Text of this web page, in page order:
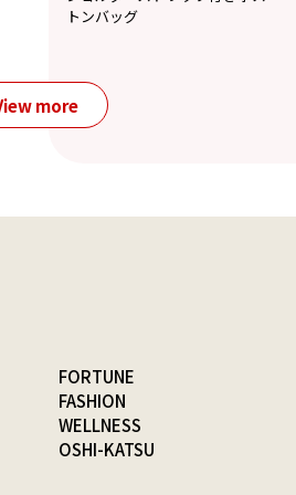
トンバッグ
more
FORTUNE
FASHION
WELLNESS
OSHI-KATSU